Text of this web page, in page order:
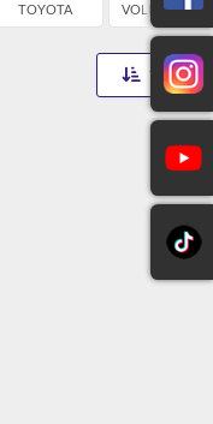
TOYOTA VOLKSWAGEN
Toggle